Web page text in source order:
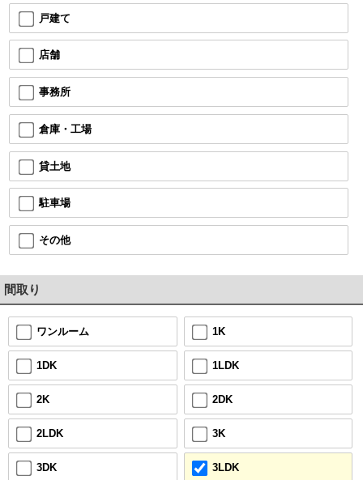
戸建て
店舗
事務所
倉庫・工場
貸土地
駐車場
その他
間取り
ワンルーム 1K
1DK 1LDK
2K 2DK
2LDK 3K
3DK 3LDK